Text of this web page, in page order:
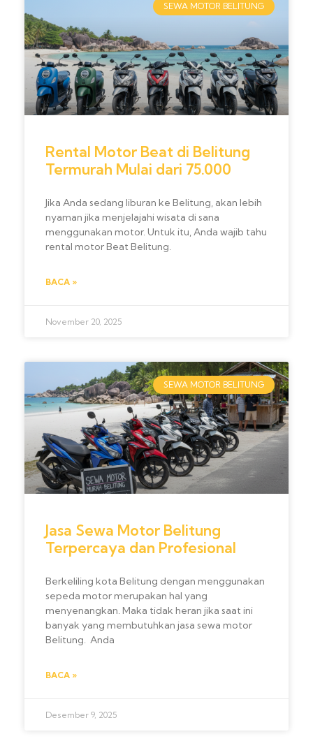
SEWA MOTOR BELITUNG
Rental Motor Beat di Belitung
Termurah Mulai dari 75.000
Jika Anda sedang liburan ke Belitung, akan lebih
nyaman jika menjelajahi wisata di sana
menggunakan motor. Untuk itu, Anda wajib tahu
rental motor Beat Belitung.
BACA »
November 20, 2025
SEWA MOTOR BELITUNG
Jasa Sewa Motor Belitung
Terpercaya dan Profesional
Berkeliling kota Belitung dengan menggunakan
sepeda motor merupakan hal yang
menyenangkan. Maka tidak heran jika saat ini
banyak yang membutuhkan jasa sewa motor
Belitung. Anda
BACA »
Desember 9, 2025